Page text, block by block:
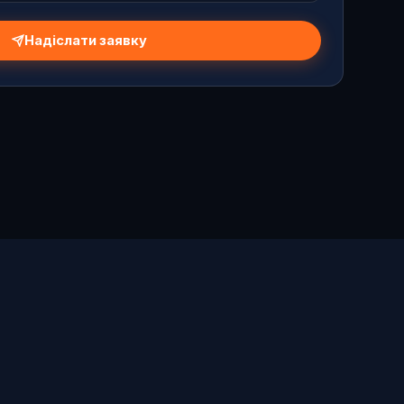
Надіслати заявку